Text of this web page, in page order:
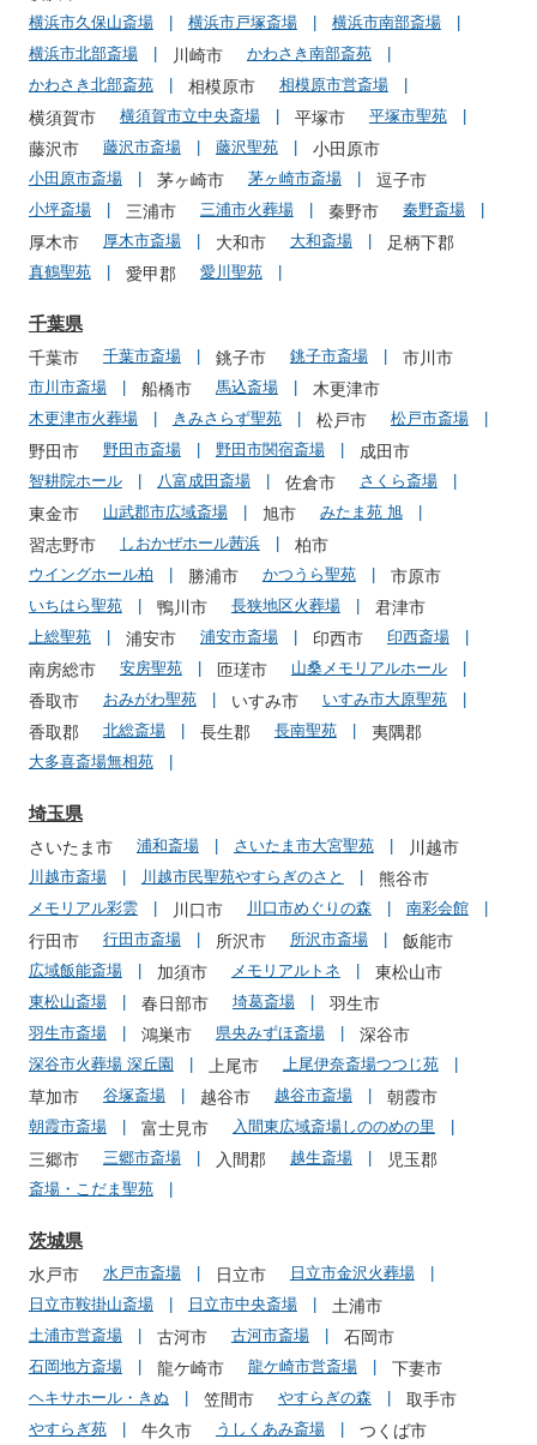
横浜市久保山斎場
横浜市戸塚斎場
横浜市南部斎場
横浜市北部斎場
川崎市
かわさき南部斎苑
かわさき北部斎苑
相模原市 相模原市営斎場
横須賀市 横須賀市立中央斎場 平塚市 平塚市聖苑
藤沢市 藤沢市斎場 藤沢聖苑 小田原市
小田原市斎場 茅ヶ崎市 茅ヶ崎市斎場 逗子市
小坪斎場 三浦市 三浦市火葬場 秦野市 秦野斎場
厚木市 厚木市斎場 大和市 大和斎場 足柄下郡
真鶴聖苑 愛甲郡 愛川聖苑
千葉県
千葉市 千葉市斎場 銚子市 銚子市斎場 市川市
市川市斎場 船橋市 馬込斎場 木更津市
木更津市火葬場 きみさらず聖苑 松戸市 松戸市斎場
野田市 野田市斎場 野田市関宿斎場 成田市
智耕院ホール 八富成田斎場 佐倉市 さくら斎場
東金市 山武郡市広域斎場 旭市 みたま苑 旭
習志野市 しおかぜホール茜浜 柏市
ウイングホール柏 勝浦市 かつうら聖苑 市原市
いちはら聖苑 鴨川市 長狭地区火葬場 君津市
上総聖苑 浦安市 浦安市斎場 印西市 印西斎場
南房総市 安房聖苑 匝瑳市 山桑メモリアルホール
香取市 おみがわ聖苑 いすみ市 いすみ市大原聖苑
香取郡 北総斎場 長生郡 長南聖苑 夷隅郡
大多喜斎場無相苑
埼玉県
さいたま市 浦和斎場 さいたま市大宮聖苑 川越市
川越市斎場 川越市民聖苑やすらぎのさと 熊谷市
メモリアル彩雲 川口市 川口市めぐりの森 南彩会館
行田市 行田市斎場 所沢市 所沢市斎場 飯能市
広域飯能斎場 加須市 メモリアルトネ 東松山市
東松山斎場 春日部市 埼葛斎場 羽生市
羽生市斎場 鴻巣市 県央みずほ斎場 深谷市
深谷市火葬場 深丘園 上尾市 上尾伊奈斎場つつじ苑
草加市 谷塚斎場 越谷市 越谷市斎場 朝霞市
朝霞市斎場 富士見市 入間東広域斎場しののめの里
三郷市 三郷市斎場 入間郡 越生斎場 児玉郡
斎場・こだま聖苑
茨城県
水戸市 水戸市斎場 日立市
日立市金沢火葬場
日立市鞍掛山斎場
日立市中央斎場 土浦市
土浦市営斎場 古河市 古河市斎場 石岡市
石岡地方斎場 龍ケ崎市 龍ケ崎市営斎場 下妻市
ヘキサホール・きぬ 笠間市 やすらぎの森 取手市
やすらぎ苑 牛久市 うしくあみ斎場 つくば市